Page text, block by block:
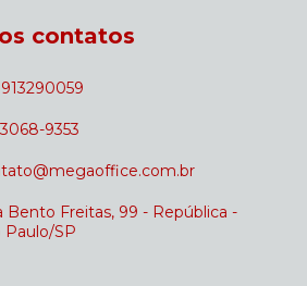
contatos
3068-9353
Bento Freitas, 99 - República -
Paulo/SP